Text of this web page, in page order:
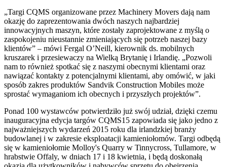
„Targi CQMS organizowane przez Machinery Movers dają nam
okazję do zaprezentowania dwóch naszych najbardziej
innowacyjnych maszyn, które zostały zaprojektowane z myślą o
zaspokojeniu nieustannie zmieniających się potrzeb naszej bazy
klientów” – mówi Fergal O’Neill, kierownik ds. mobilnych
kruszarek i przesiewaczy na Wielką Brytanię i Irlandię. „Pozwoli
nam to również spotkać się z naszymi obecnymi klientami oraz
nawiązać kontakty z potencjalnymi klientami, aby omówić, w jaki
sposób zakres produktów Sandvik Construction Mobiles może
sprostać wymaganiom ich obecnych i przyszłych projektów”.
Ponad 100 wystawców potwierdziło już swój udział, dzięki czemu
inauguracyjna edycja targów CQMS15 zapowiada się jako jedno z
najważniejszych wydarzeń 2015 roku dla irlandzkiej branży
budowlanej i w zakresie eksploatacji kamieniołomów. Targi odbędą
się w kamieniołomie Molloy's Quarry w Tinnycross, Tullamore, w
hrabstwie Offaly, w dniach 17 i 18 kwietnia, i będą doskonałą